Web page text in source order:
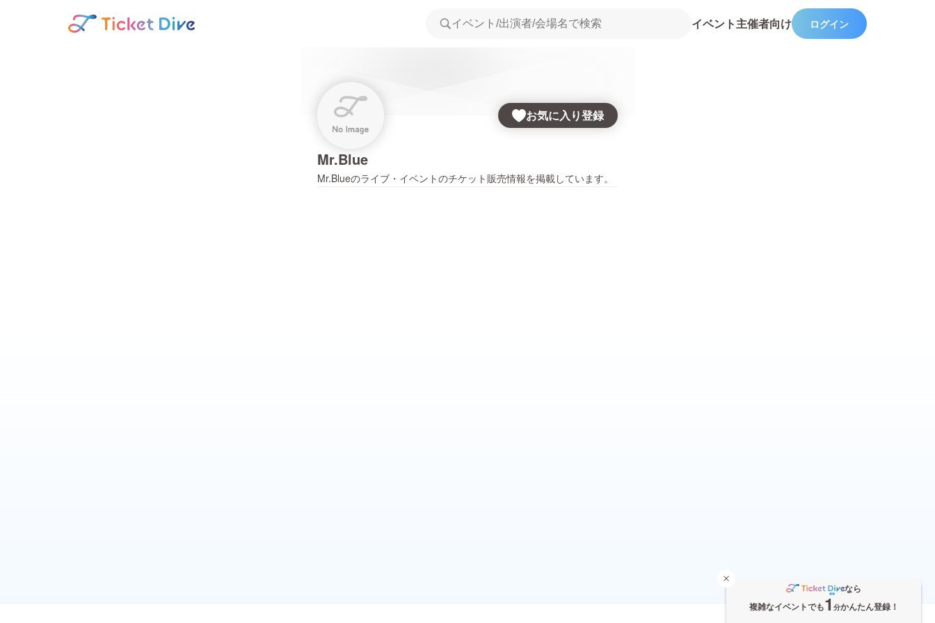
イベント主催者向け ログイン
お気に入り登録
Mr.Blue
Mr.Blueのライブ・イベントのチケット販売情報を掲載しています。
なら
複雑なイベントでも1 分かんたん登録！